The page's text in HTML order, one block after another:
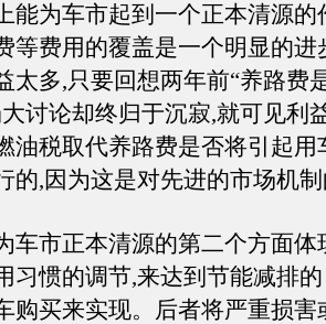
为车市起到一个正本清源的
等费用的覆盖是一个明显的进
太多,只要回想两年前“养路费
讨论却终归于沉寂,就可见利
油税取代养路费是否将引起用
的,因为这是对先进的市场机
市正本清源的第二个方面体
习惯的调节,来达到节能减排
购买来实现。后者将严重损害